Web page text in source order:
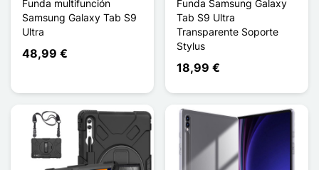
Funda multifunción
Samsung Galaxy Tab S9
Ultra
48,99 €
Funda Samsung Galaxy
Tab S9 Ultra
Transparente Soporte
Stylus
18,99 €